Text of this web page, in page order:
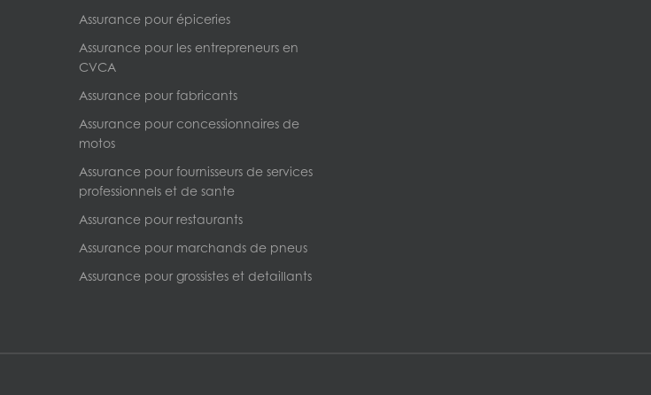
Assurance pour épiceries
Assurance pour les entrepreneurs en
CVCA
Assurance pour fabricants
Assurance pour concessionnaires de
motos
Assurance pour fournisseurs de services
professionnels et de sante
Assurance pour restaurants
Assurance pour marchands de pneus
Assurance pour grossistes et detaillants